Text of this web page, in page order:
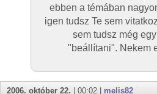
ebben a témában
igen tudsz Te sem
sem tudsz még
"beállítani". Nekem
2006. október 22. | 00:02 | melis82